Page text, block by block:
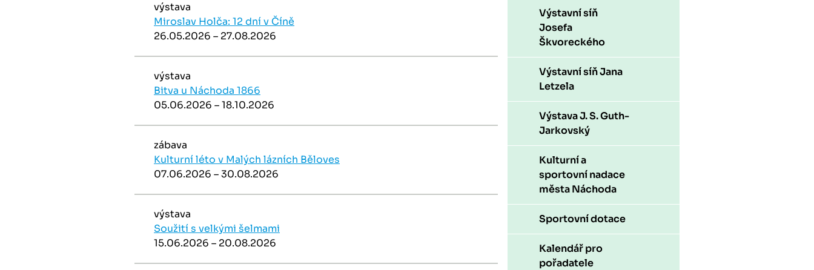
výstava
Miroslav Holča: 12 dní v Číně
26.05.2026 – 27.08.2026
výstava
Bitva u Náchoda 1866
05.06.2026 – 18.10.2026
zábava
Kulturní léto v Malých lázních Běloves
07.06.2026 – 30.08.2026
výstava
Soužití s velkými šelmami
15.06.2026 – 20.08.2026
Výstavní síň
Josefa
Škvoreckého
Výstavní síň Jana
Letzela
Výstava J. S. Guth-
Jarkovský
Kulturní a
sportovní nadace
města Náchoda
Sportovní dotace
Kalendář pro
pořadatele